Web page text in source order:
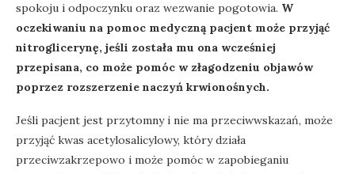
spokoju i odpoczynku oraz wezwanie pogotowia. W
oczekiwaniu na pomoc medyczną pacjent może przyjąć
nitroglicerynę, jeśli została mu ona wcześniej
przepisana, co może pomóc w złagodzeniu objawów
poprzez rozszerzenie naczyń krwionośnych.
Jeśli pacjent jest przytomny i nie ma przeciwwskazań, może
przyjąć kwas acetylosalicylowy, który działa
przeciwzakrzepowo i może pomóc w zapobieganiu